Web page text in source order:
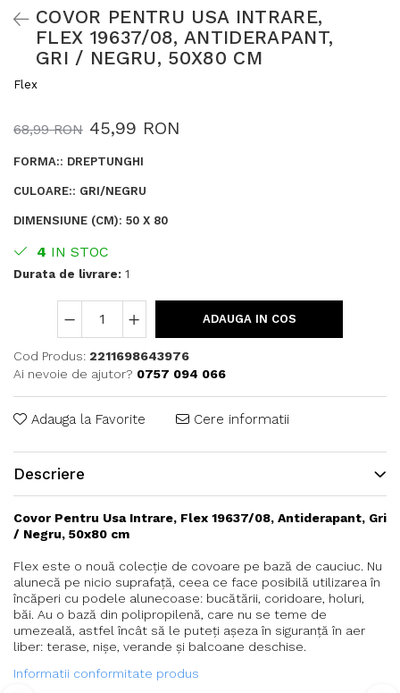
COVOR PENTRU USA INTRARE,
FLEX 19637/08, ANTIDERAPANT,
GRI / NEGRU, 50X80 CM
Flex
68,99 RON 45,99 RON
FORMA:: DREPTUNGHI
CULOARE:: GRI/NEGRU
DIMENSIUNE (CM): 50 X 80
4 IN STOC
Durata de livrare: 1
ADAUGA IN COS
Cod Produs: 2211698643976
Ai nevoie de ajutor? 0757 094 066
Adauga la Favorite Cere informatii
Descriere
Covor Pentru Usa Intrare, Flex 19637/08, Antiderapant, Gri
/ Negru, 50x80 cm
Flex este o nouă colecție de covoare pe bază de cauciuc. Nu
alunecă pe nicio suprafață, ceea ce face posibilă utilizarea în
încăperi cu podele alunecoase: bucătării, coridoare, holuri,
băi. Au o bază din polipropilenă, care nu se teme de
umezeală, astfel încât să le puteți așeza în siguranță în aer
liber: terase, nișe, verande și balcoane deschise.
Informatii conformitate produs